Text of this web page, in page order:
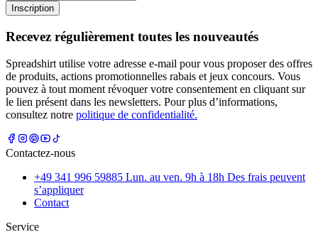
Inscription
Recevez régulièrement toutes les nouveautés
Spreadshirt utilise votre adresse e-mail pour vous proposer des offres
de produits, actions promotionnelles rabais et jeux concours. Vous
pouvez à tout moment révoquer votre consentement en cliquant sur
le lien présent dans les newsletters. Pour plus d’informations,
consultez notre politique de confidentialité.
Contactez-nous
+49 341 996 59885 Lun. au ven. 9h à 18h Des frais peuvent
s’appliquer
Contact
Service